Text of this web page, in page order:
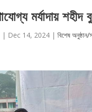
মর্যাদায় শহীদ
| Dec 14, 2024| বিশেষ অনুষ্ঠান/